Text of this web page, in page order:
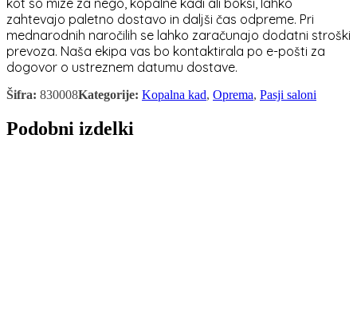
kot so mize za nego, kopalne kadi ali boksi, lahko
zahtevajo paletno dostavo in daljši čas odpreme. Pri
mednarodnih naročilih se lahko zaračunajo dodatni stroški
prevoza. Naša ekipa vas bo kontaktirala po e-pošti za
dogovor o ustreznem datumu dostave.
Šifra: 830008Kategorije: Kopalna kad, Oprema, Pasji saloni
Podobni izdelki